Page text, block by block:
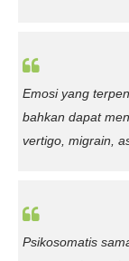
Emosi yang
bahkan dapat
vertigo, migrain,
Psikosomatis